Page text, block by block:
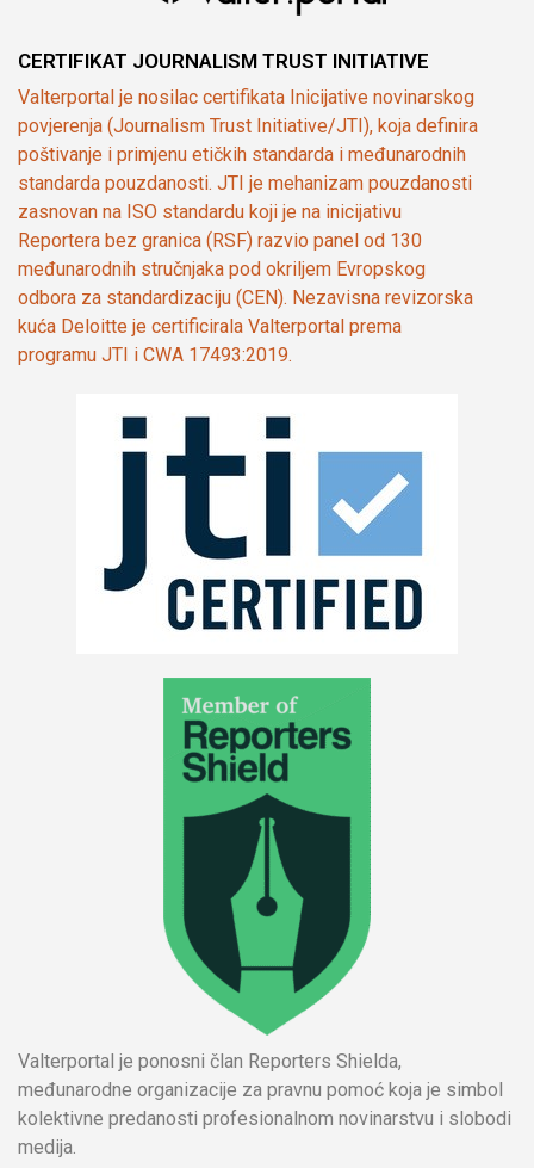
CERTIFIKAT JOURNALISM TRUST INITIATIVE
Valterportal je nosilac certifikata Inicijative novinarskog
povjerenja (Journalism Trust Initiative/JTI), koja definira
poštivanje i primjenu etičkih standarda i međunarodnih
standarda pouzdanosti. JTI je mehanizam pouzdanosti
zasnovan na ISO standardu koji je na inicijativu
Reportera bez granica (RSF) razvio panel od 130
međunarodnih stručnjaka pod okriljem Evropskog
odbora za standardizaciju (CEN). Nezavisna revizorska
kuća Deloitte je certificirala Valterportal prema
programu JTI i CWA 17493:2019.
Valterportal je ponosni član Reporters Shielda,
međunarodne organizacije za pravnu pomoć koja je simbol
kolektivne predanosti profesionalnom novinarstvu i slobodi
medija.